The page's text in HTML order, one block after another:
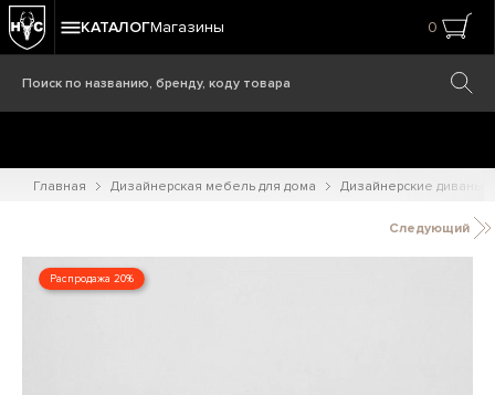
КАТАЛОГМагазины 0
Главная Дизайнерская мебель для дома Дизайнерские диваны
Следующий
Распродажа 20%